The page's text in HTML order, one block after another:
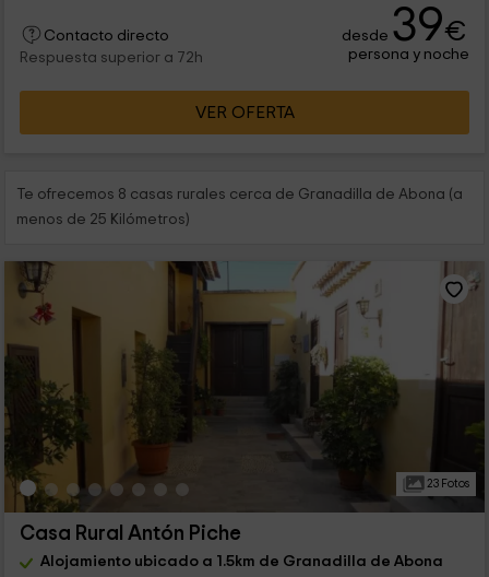
Contacto directo
Respuesta superior a 72h
desde 39€
persona y noche
VER OFERTA
Te ofrecemos 8 casas rurales cerca de Granadilla de Abona (a
menos de 25 Kilómetros)
23 Fotos
Casa Rural Antón Piche
Alojamiento ubicado a 1.5km de Granadilla de Abona